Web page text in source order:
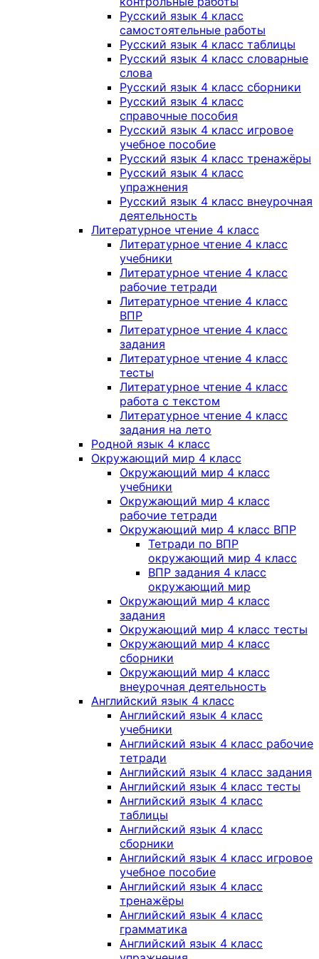
Русский язык 4 класс
самостоятельные работы
Русский язык 4 класс таблицы
Русский язык 4 класс словарные
слова
Русский язык 4 класс сборники
Русский язык 4 класс
справочные пособия
Русский язык 4 класс игровое
учебное пособие
Русский язык 4 класс тренажёры
Русский язык 4 класс
упражнения
Русский язык 4 класс внеурочная
деятельность
Литературное чтение 4 класс
Литературное чтение 4 класс
учебники
Литературное чтение 4 класс
рабочие тетради
Литературное чтение 4 класс
ВПР
Литературное чтение 4 класс
задания
Литературное чтение 4 класс
тесты
Литературное чтение 4 класс
работа с текстом
Литературное чтение 4 класс
задания на лето
Родной язык 4 класс
Окружающий мир 4 класс
Окружающий мир 4 класс
учебники
Окружающий мир 4 класс
рабочие тетради
Окружающий мир 4 класс ВПР
Тетради по ВПР
окружающий мир 4 класс
ВПР задания 4 класс
окружающий мир
Окружающий мир 4 класс
задания
Окружающий мир 4 класс тесты
Окружающий мир 4 класс
сборники
Окружающий мир 4 класс
внеурочная деятельность
Английский язык 4 класс
Английский язык 4 класс
учебники
Английский язык 4 класс рабочие
тетради
Английский язык 4 класс задания
Английский язык 4 класс тесты
Английский язык 4 класс
таблицы
Английский язык 4 класс
сборники
Английский язык 4 класс игровое
учебное пособие
Английский язык 4 класс
тренажёры
Английский язык 4 класс
грамматика
Английский язык 4 класс